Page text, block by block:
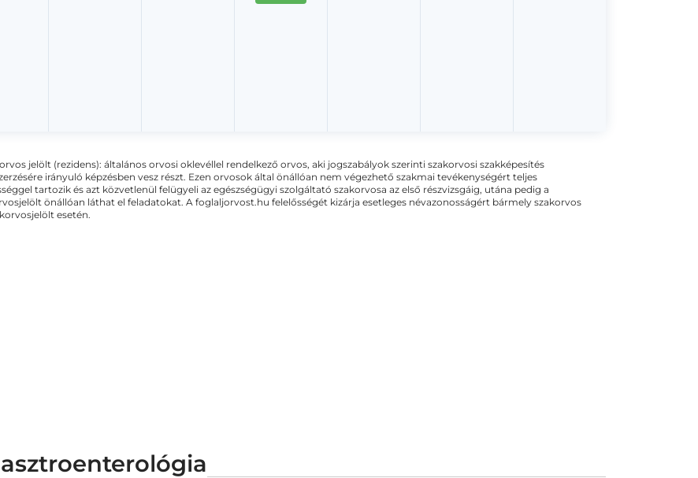
jelölt (rezidens): általános orvosi oklevéllel rendelkező orvos, aki jogszabályok szerinti szakorvosi szakképesítés
irányuló képzésben vesz részt. Ezen orvosok által önállóan nem végezhető szakmai tevékenységért teljes
tartozik és azt közvetlenül felügyeli az egészségügyi szolgáltató szakorvosa az első részvizsgáig, utána pedig a
önállóan láthat el feladatokat. A foglaljorvost.hu felelősségét kizárja esetleges névazonosságért bármely szakorvos
esetén.